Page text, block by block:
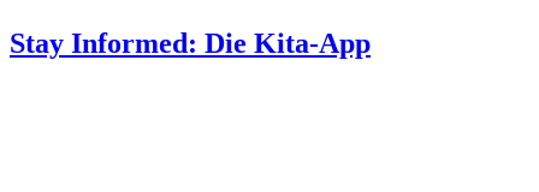
Stay Informed: Die Kita-App